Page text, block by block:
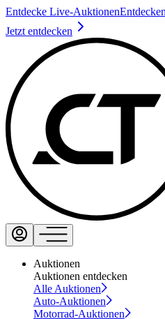
Entdecke Live-Auktionen
Jetzt entdecken
Auktionen
Auktionen entdecken
Alle Auktionen
Auto-Auktionen
Motorrad-Auktionen